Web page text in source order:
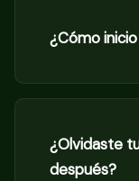
¿Cómo
¿Olvidaste
después?